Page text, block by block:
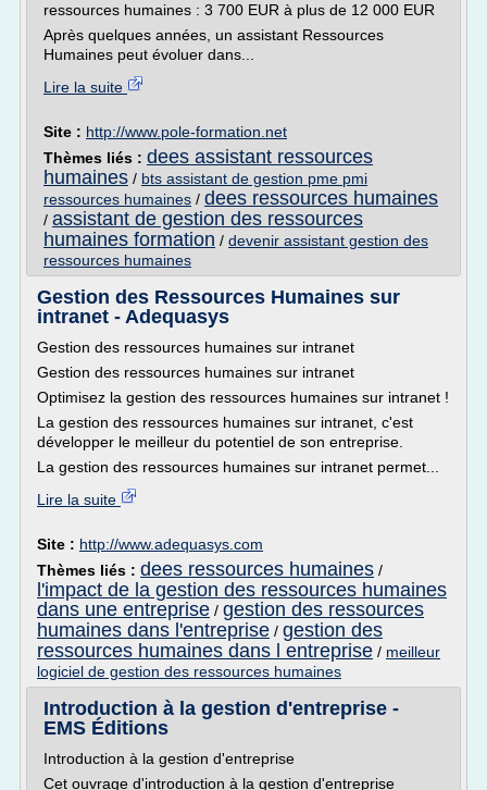
ressources humaines : 3 700 EUR à plus de 12 000 EUR
Après quelques années, un assistant Ressources
Humaines peut évoluer dans...
Lire la suite
Site : http://www.pole-formation.net
Thèmes liés : dees assistant ressources
humaines / bts assistant de gestion pme pmi
ressources humaines / dees ressources humaines
/ assistant de gestion des ressources
humaines formation / devenir assistant gestion des
ressources humaines
Gestion des Ressources Humaines sur
intranet - Adequasys
Gestion des ressources humaines sur intranet
Gestion des ressources humaines sur intranet
Optimisez la gestion des ressources humaines sur intranet !
La gestion des ressources humaines sur intranet, c'est
développer le meilleur du potentiel de son entreprise.
La gestion des ressources humaines sur intranet permet...
Lire la suite
Site : http://www.adequasys.com
Thèmes liés : dees ressources humaines /
l'impact de la gestion des ressources humaines
dans une entreprise / gestion des ressources
humaines dans l'entreprise / gestion des
ressources humaines dans l entreprise / meilleur
logiciel de gestion des ressources humaines
Introduction à la gestion d'entreprise -
EMS Éditions
Introduction à la gestion d'entreprise
Cet ouvrage d'introduction à la gestion d'entreprise